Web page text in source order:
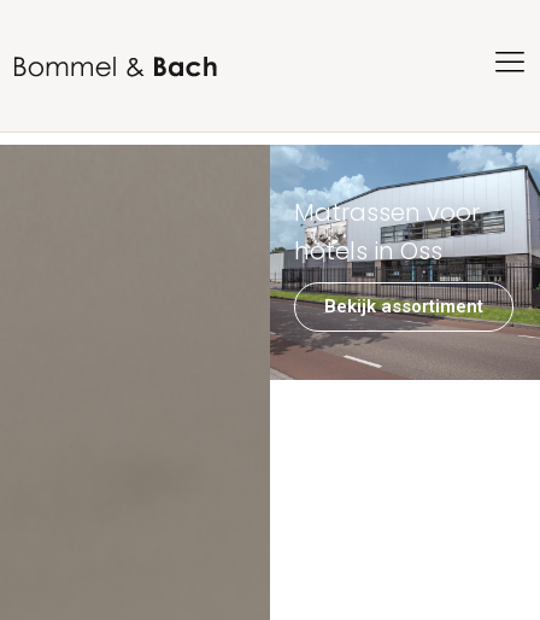
Matrassen voor
hotels in Oss
Bekijk assortiment